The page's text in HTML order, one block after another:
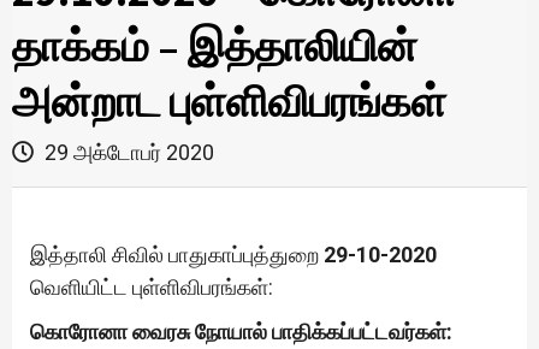
தாக்கம் – இத்தாலியின்
அன்றாட புள்ளிவிபரங்கள்
29 அக்டோபர் 2020
இத்தாலி சிவில் பாதுகாப்புத்துறை 29-10-2020
வெளியிட்ட புள்ளிவிபரங்கள்:
கொரோனா வைரசு நோயால் பாதிக்கப்பட்டவர்கள்: